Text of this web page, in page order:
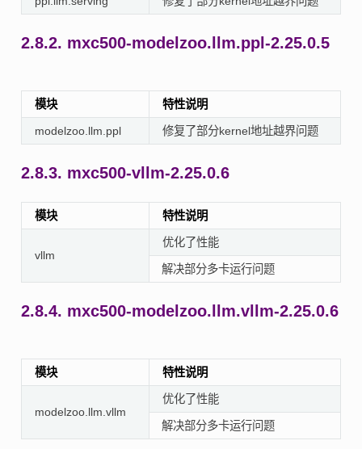
2.8.2. mxc500-modelzoo.llm.ppl-2.25.0.5
模块 特性说明
modelzoo.llm.ppl 修复了部分kernel地址越界问题
2.8.3. mxc500-vllm-2.25.0.6
模块 特性说明
vllm
优化了性能
解决部分多卡运行问题
2.8.4. mxc500-modelzoo.llm.vllm-2.25.0.6
模块 特性说明
modelzoo.llm.vllm
优化了性能
解决部分多卡运行问题